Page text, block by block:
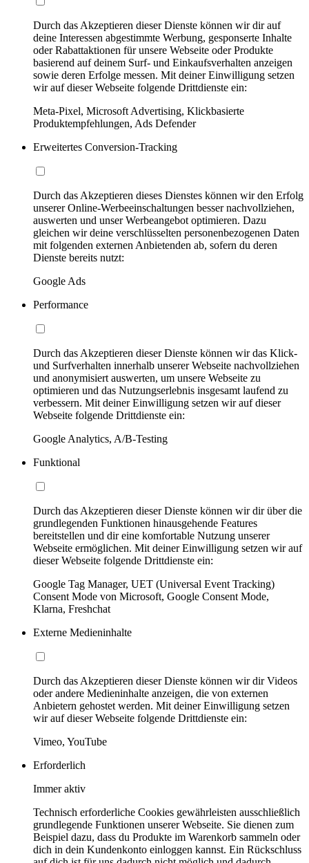
Durch das Akzeptieren dieser Dienste können wir dir auf
deine Interessen abgestimmte Werbung, gesponserte Inhalte
oder Rabattaktionen für unsere Webseite oder Produkte
basierend auf deinem Surf- und Einkaufsverhalten anzeigen
sowie deren Erfolge messen. Mit deiner Einwilligung setzen
wir auf dieser Webseite folgende Drittdienste ein:
Meta-Pixel, Microsoft Advertising, Klickbasierte
Produktempfehlungen, Ads Defender
Erweitertes Conversion-Tracking
Durch das Akzeptieren dieses Dienstes können wir den Erfolg
unserer Online-Werbeeinschaltungen besser nachvollziehen,
auswerten und unser Werbeangebot optimieren. Dazu
gleichen wir deine verschlüsselten personenbezogenen Daten
mit folgenden externen Anbietenden ab, sofern du deren
Dienste bereits nutzt:
Google Ads
Performance
Durch das Akzeptieren dieser Dienste können wir das Klick-
und Surfverhalten innerhalb unserer Webseite nachvollziehen
und anonymisiert auswerten, um unsere Webseite zu
optimieren und das Nutzungserlebnis insgesamt laufend zu
verbessern. Mit deiner Einwilligung setzen wir auf dieser
Webseite folgende Drittdienste ein:
Google Analytics, A/B-Testing
Funktional
Durch das Akzeptieren dieser Dienste können wir dir über die
grundlegenden Funktionen hinausgehende Features
bereitstellen und dir eine komfortable Nutzung unserer
Webseite ermöglichen. Mit deiner Einwilligung setzen wir auf
dieser Webseite folgende Drittdienste ein:
Google Tag Manager, UET (Universal Event Tracking)
Consent Mode von Microsoft, Google Consent Mode,
Klarna, Freshchat
Externe Medieninhalte
Durch das Akzeptieren dieser Dienste können wir dir Videos
oder andere Medieninhalte anzeigen, die von externen
Anbietern gehostet werden. Mit deiner Einwilligung setzen
wir auf dieser Webseite folgende Drittdienste ein:
Vimeo, YouTube
Erforderlich
Immer aktiv
Technisch erforderliche Cookies gewährleisten ausschließlich
grundlegende Funktionen unserer Webseite. Sie dienen zum
Beispiel dazu, dass du Produkte im Warenkorb sammeln oder
dich in dein Kundenkonto einloggen kannst. Ein Rückschluss